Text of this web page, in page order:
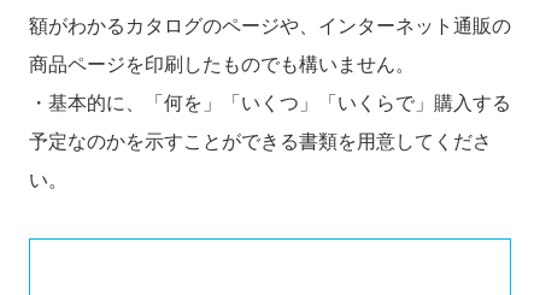
額がわかるカタログのページや、インターネット通販の
商品ページを印刷したものでも構いません。
・基本的に、「何を」「いくつ」「いくらで」購入する
予定なのかを示すことができる書類を用意してくださ
い。